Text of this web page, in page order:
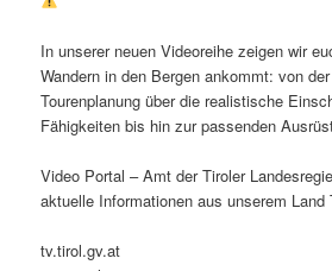
In unserer neuen Videoreihe zeigen wir
Wandern in den Bergen ankommt: von
Tourenplanung über die realistische
Fähigkeiten bis hin zur passenden
Video Portal – Amt der Tiroler
aktuelle Informationen aus unserem Land
tv.tirol.gv.at